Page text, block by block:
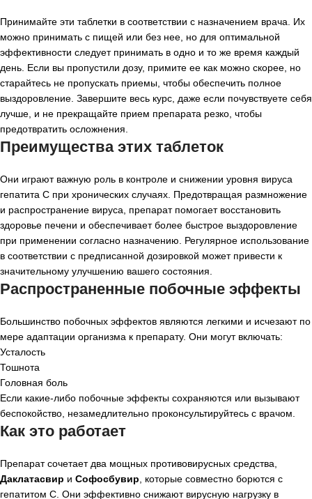
Принимайте эти таблетки в соответствии с назначением врача. Их
можно принимать с пищей или без нее, но для оптимальной
эффективности следует принимать в одно и то же время каждый
день. Если вы пропустили дозу, примите ее как можно скорее, но
старайтесь не пропускать приемы, чтобы обеспечить полное
выздоровление. Завершите весь курс, даже если почувствуете себя
лучше, и не прекращайте прием препарата резко, чтобы
предотвратить осложнения.
Преимущества этих таблеток
Они играют важную роль в контроле и снижении уровня вируса
гепатита C при хронических случаях. Предотвращая размножение
и распространение вируса, препарат помогает восстановить
здоровье печени и обеспечивает более быстрое выздоровление
при применении согласно назначению. Регулярное использование
в соответствии с предписанной дозировкой может привести к
значительному улучшению вашего состояния.
Распространенные побочные эффекты
Большинство побочных эффектов являются легкими и исчезают по
мере адаптации организма к препарату. Они могут включать:
Усталость
Тошнота
Головная боль
Если какие-либо побочные эффекты сохраняются или вызывают
беспокойство, незамедлительно проконсультируйтесь с врачом.
Как это работает
Препарат сочетает два мощных противовирусных средства,
Даклатасвир и Софосбувир, которые совместно борются с
гепатитом C. Они эффективно снижают вирусную нагрузку в